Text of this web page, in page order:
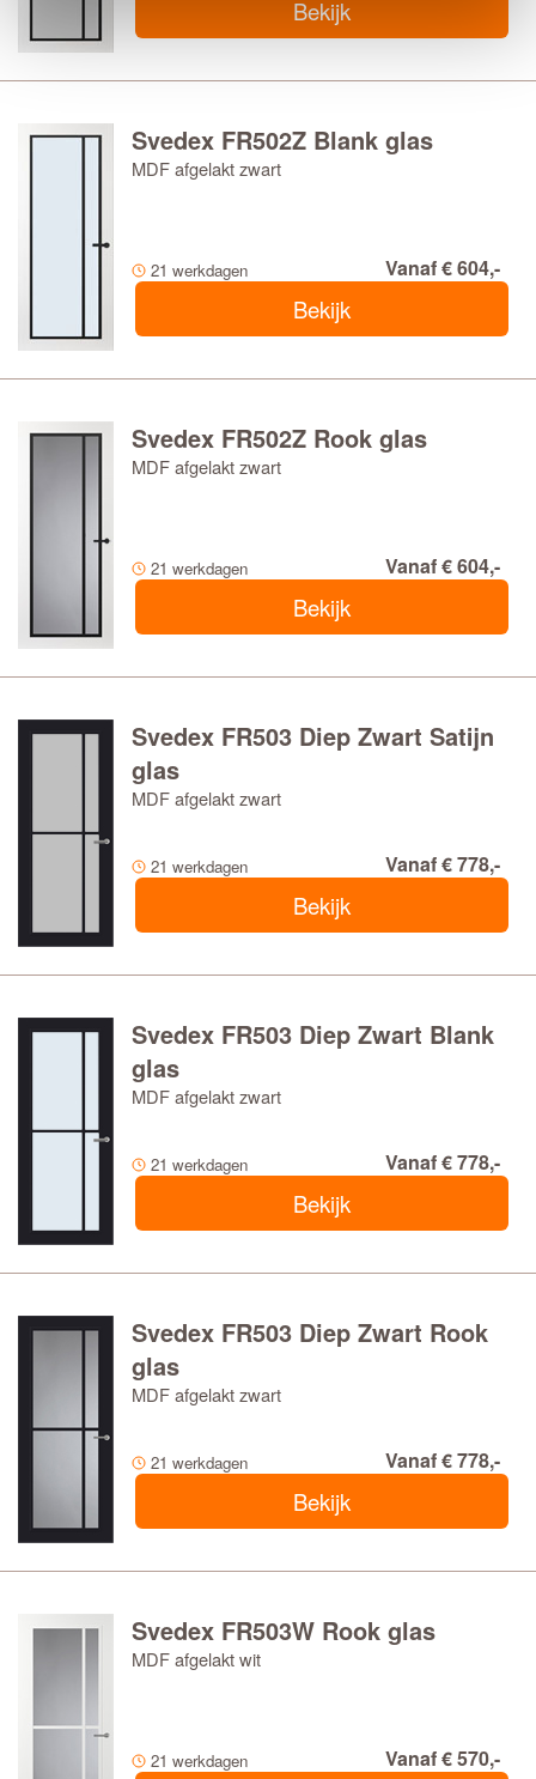
Bekijk
Svedex FR502Z Blank glas
MDF afgelakt zwart
21 werkdagen Vanaf € 604,-
Bekijk
Svedex FR502Z Rook glas
MDF afgelakt zwart
21 werkdagen Vanaf € 604,-
Bekijk
Svedex FR503 Diep Zwart Satijn
glas
MDF afgelakt zwart
21 werkdagen Vanaf € 778,-
Bekijk
Svedex FR503 Diep Zwart Blank
glas
MDF afgelakt zwart
21 werkdagen Vanaf € 778,-
Bekijk
Svedex FR503 Diep Zwart Rook
glas
MDF afgelakt zwart
21 werkdagen Vanaf € 778,-
Bekijk
Svedex FR503W Rook glas
MDF afgelakt wit
21 werkdagen Vanaf € 570,-